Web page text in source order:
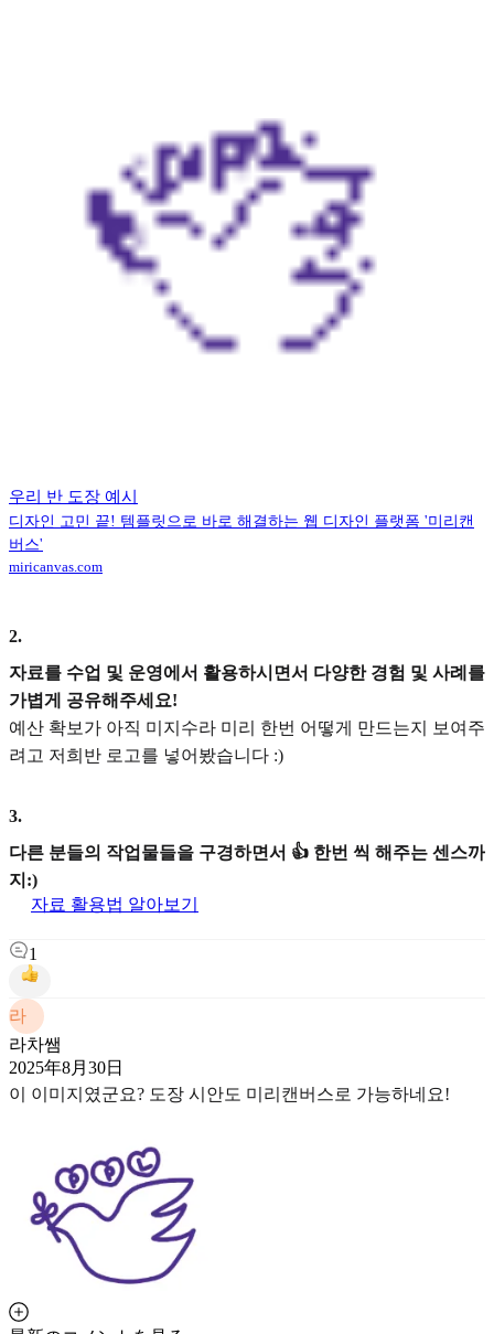
우리 반 도장 예시
디자인 고민 끝! 템플릿으로 바로 해결하는 웹 디자인 플랫폼 '미리캔
버스'
miricanvas.com
2.
자료를 수업 및 운영에서 활용하시면서 다양한 경험 및 사례를
가볍게 공유해주세요!
예산 확보가 아직 미지수라 미리 한번 어떻게 만드는지 보여주
려고 저희반 로고를 넣어봤습니다 :)
3.
다른 분들의 작업물들을 구경하면서 👍 한번 씩 해주는 센스까
지:)
자료 활용법 알아보기
1
라
라차쌤
2025年8月30日
이 이미지였군요? 도장 시안도 미리캔버스로 가능하네요!